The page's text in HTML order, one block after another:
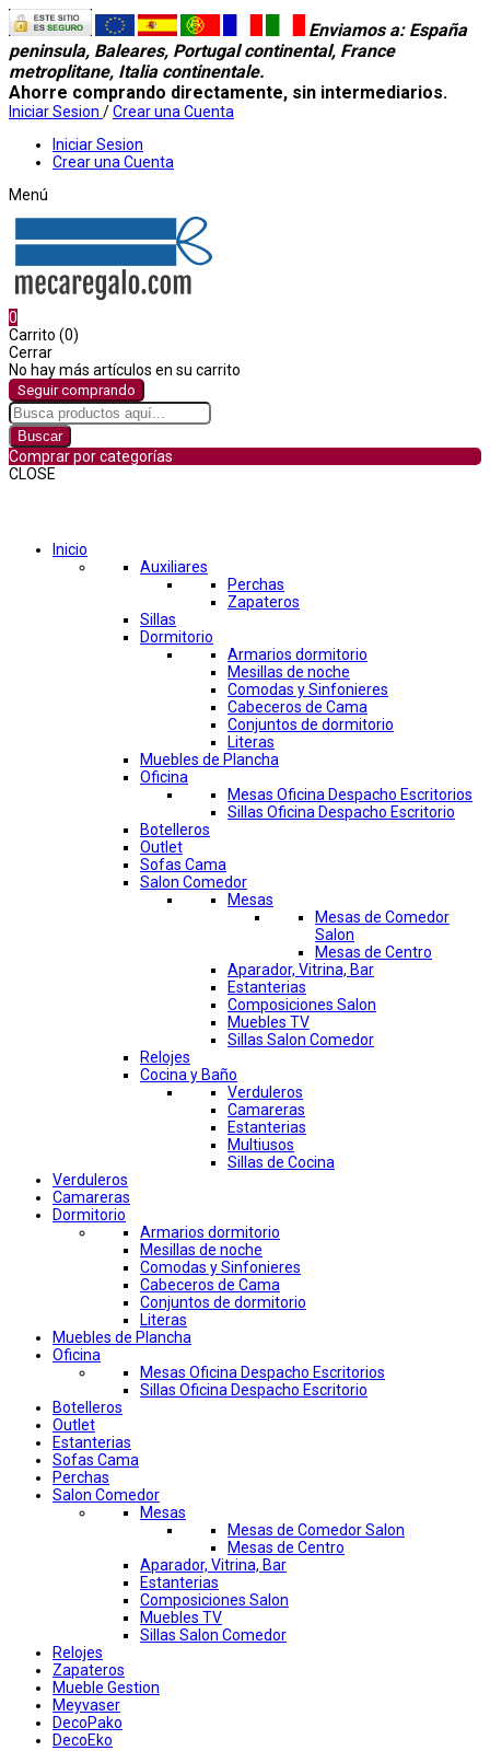
Enviamos a: España
peninsula, Baleares, Portugal continental, France
metroplitane, Italia continentale.
Ahorre comprando directamente, sin intermediarios.
Iniciar Sesion /Crear una Cuenta
Iniciar Sesion
Crear una Cuenta
Menú
0
Carrito (0)
Cerrar
No hay más artículos en su carrito
Seguir comprando
Buscar
Comprar por categorías
CLOSE
Inicio
Auxiliares
Perchas
Zapateros
Sillas
Dormitorio
Armarios dormitorio
Mesillas de noche
Comodas y Sinfonieres
Cabeceros de Cama
Conjuntos de dormitorio
Literas
Muebles de Plancha
Oficina
Mesas Oficina Despacho Escritorios
Sillas Oficina Despacho Escritorio
Botelleros
Outlet
Sofas Cama
Salon Comedor
Mesas
Mesas de Comedor
Salon
Mesas de Centro
Aparador, Vitrina, Bar
Estanterias
Composiciones Salon
Muebles TV
Sillas Salon Comedor
Relojes
Cocina y Baño
Verduleros
Camareras
Estanterias
Multiusos
Sillas de Cocina
Verduleros
Camareras
Dormitorio
Armarios dormitorio
Mesillas de noche
Comodas y Sinfonieres
Cabeceros de Cama
Conjuntos de dormitorio
Literas
Muebles de Plancha
Oficina
Mesas Oficina Despacho Escritorios
Sillas Oficina Despacho Escritorio
Botelleros
Outlet
Estanterias
Sofas Cama
Perchas
Salon Comedor
Mesas
Mesas de Comedor Salon
Mesas de Centro
Aparador, Vitrina, Bar
Estanterias
Composiciones Salon
Muebles TV
Sillas Salon Comedor
Relojes
Zapateros
Mueble Gestion
Meyvaser
DecoPako
DecoEko